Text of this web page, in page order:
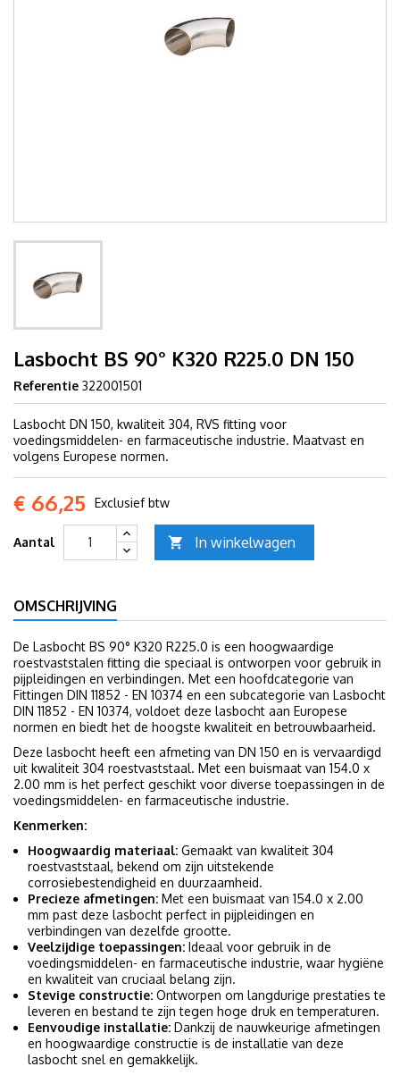
Lasbocht BS 90° K320 R225.0 DN 150
Referentie 322001501
Lasbocht DN 150, kwaliteit 304, RVS fitting voor
voedingsmiddelen- en farmaceutische industrie. Maatvast en
volgens Europese normen.
€ 66,25 Exclusief btw
Aantal  In winkelwagen
OMSCHRIJVING
De Lasbocht BS 90° K320 R225.0 is een hoogwaardige
roestvaststalen fitting die speciaal is ontworpen voor gebruik in
pijpleidingen en verbindingen. Met een hoofdcategorie van
Fittingen DIN 11852 - EN 10374 en een subcategorie van Lasbocht
DIN 11852 - EN 10374, voldoet deze lasbocht aan Europese
normen en biedt het de hoogste kwaliteit en betrouwbaarheid.
Deze lasbocht heeft een afmeting van DN 150 en is vervaardigd
uit kwaliteit 304 roestvaststaal. Met een buismaat van 154.0 x
2.00 mm is het perfect geschikt voor diverse toepassingen in de
voedingsmiddelen- en farmaceutische industrie.
Kenmerken:
Hoogwaardig materiaal: Gemaakt van kwaliteit 304
roestvaststaal, bekend om zijn uitstekende
corrosiebestendigheid en duurzaamheid.
Precieze afmetingen: Met een buismaat van 154.0 x 2.00
mm past deze lasbocht perfect in pijpleidingen en
verbindingen van dezelfde grootte.
Veelzijdige toepassingen: Ideaal voor gebruik in de
voedingsmiddelen- en farmaceutische industrie, waar hygiëne
en kwaliteit van cruciaal belang zijn.
Stevige constructie: Ontworpen om langdurige prestaties te
leveren en bestand te zijn tegen hoge druk en temperaturen.
Eenvoudige installatie: Dankzij de nauwkeurige afmetingen
en hoogwaardige constructie is de installatie van deze
lasbocht snel en gemakkelijk.